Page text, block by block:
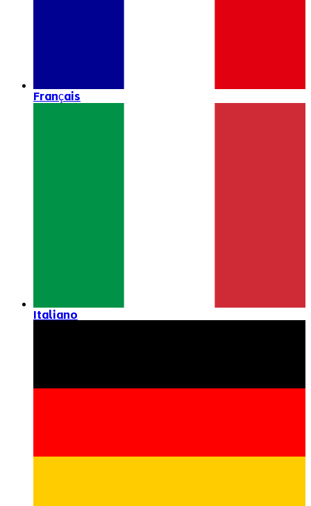
Français
Italiano